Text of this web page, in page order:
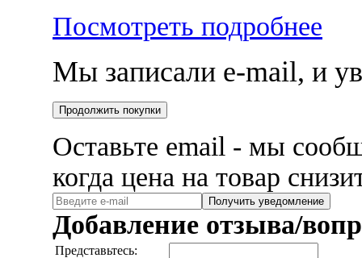
Посмотреть подробнее
Мы записали e-mail, и
Продолжить покупки
Оставьте email - мы
когда цена на товар
Получить уведомление
Добавление отзыва/
Представьтесь: